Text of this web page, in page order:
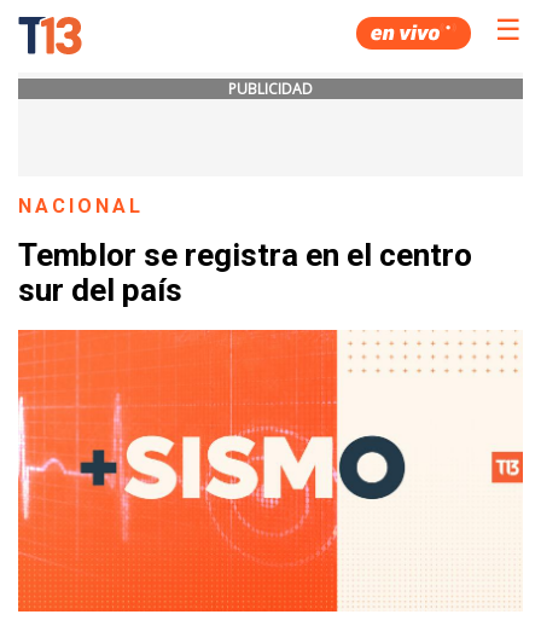
☰
PUBLICIDAD
NACIONAL
Temblor se registra en el centro
sur del país